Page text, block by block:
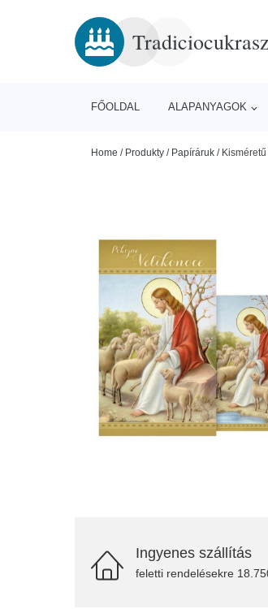
FŐOLDAL ALAPANYAGOK
Home / Produkty / Papíráruk /
Ingyenes szállítás
feletti rendelésekre